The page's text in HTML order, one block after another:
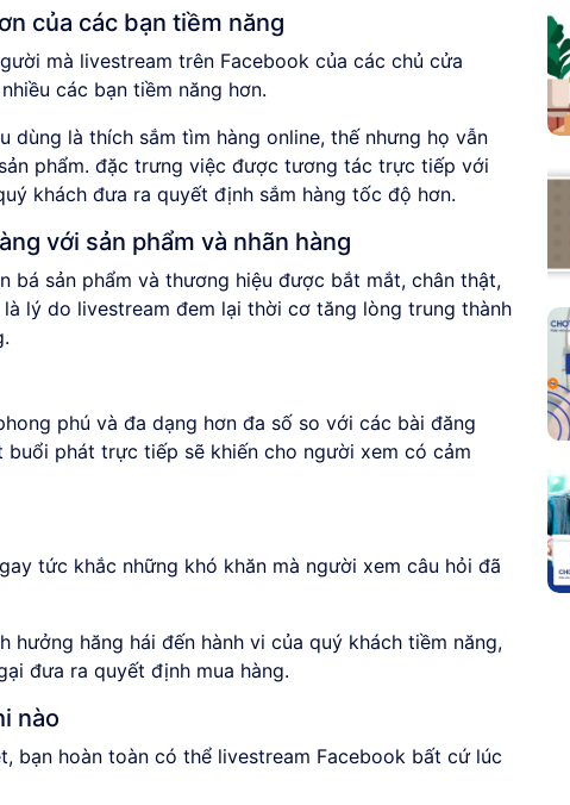
của các bạn tiềm năng
mà livestream trên Facebook của các chủ cửa
các bạn tiềm năng hơn.
dùng là thích sắm tìm hàng online, thế nhưng họ vẫn
phẩm. đặc trưng việc được tương tác trực tiếp với
khách đưa ra quyết định sắm hàng tốc độ hơn.
với sản phẩm và nhãn hàng
bá sản phẩm và thương hiệu được bắt mắt, chân thật,
lý do livestream đem lại thời cơ tăng lòng trung thành
phú và đa dạng hơn đa số so với các bài đăng
phát trực tiếp sẽ khiến cho người xem có cảm
tức khắc những khó khăn mà người xem câu hỏi đã
hăng hái đến hành vi của quý khách tiềm năng,
đưa ra quyết định mua hàng.
nào
bạn hoàn toàn có thể livestream Facebook bất cứ lúc